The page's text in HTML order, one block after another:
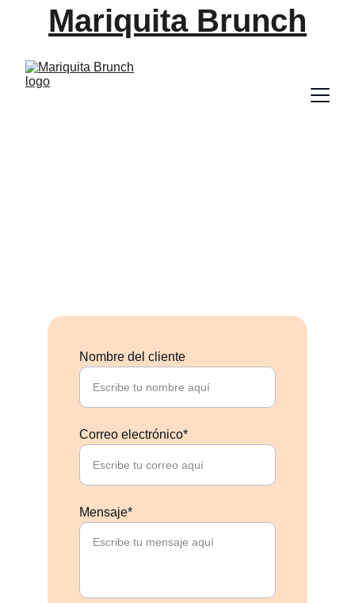
Mariquita Brunch
Nombre del cliente
Correo electrónico*
Mensaje*